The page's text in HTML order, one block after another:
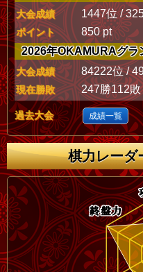
大会成績 1447位 /
ポイント
850 pt
2026年OKAMURAグラ
大会成績 84222位 /
現在勝敗 247勝112敗
過去大会 成績一覧
棋力レーダ